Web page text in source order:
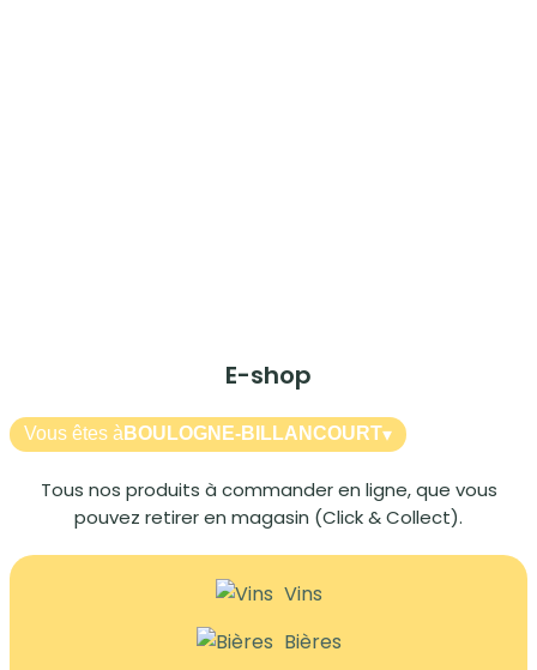
E-shop
Vous êtes à BOULOGNE-BILLANCOURT▾
Tous nos produits à commander en ligne, que vous
pouvez retirer en magasin (Click & Collect).
Vins
Bières